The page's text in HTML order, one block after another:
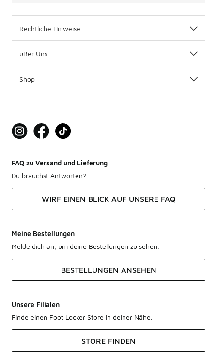
Rechtliche Hinweise
üBer Uns
Shop
FAQ zu Versand und Lieferung
Du brauchst Antworten?
WIRF EINEN BLICK AUF UNSERE FAQ
Meine Bestellungen
Melde dich an, um deine Bestellungen zu sehen.
BESTELLUNGEN ANSEHEN
Unsere Filialen
Finde einen Foot Locker Store in deiner Nähe.
STORE FINDEN